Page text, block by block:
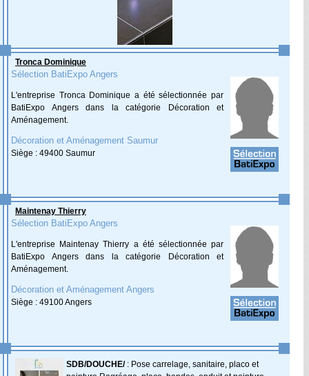
Tronca Dominique
Sélection BatiExpo Angers
L'entreprise Tronca Dominique a été sélectionnée par
BatiExpo Angers dans la catégorie Décoration et
Aménagement.
Décoration et Aménagement Saumur
Siège : 49400 Saumur
Maintenay Thierry
Sélection BatiExpo Angers
L'entreprise Maintenay Thierry a été sélectionnée par
BatiExpo Angers dans la catégorie Décoration et
Aménagement.
Décoration et Aménagement Angers
Siège : 49100 Angers
SDB/DOUCHE/: Pose carrelage, sanitaire, placo et